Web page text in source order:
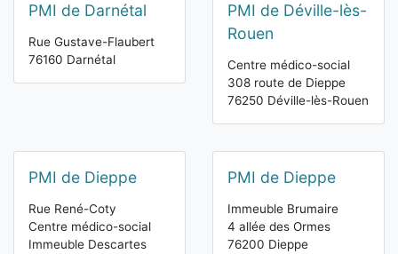
PMI de Darnétal
Rue Gustave-Flaubert
76160 Darnétal
PMI de Déville-lès-
Rouen
Centre médico-social
308 route de Dieppe
76250 Déville-lès-Rouen
PMI de Dieppe
Rue René-Coty
Centre médico-social
Immeuble Descartes
PMI de Dieppe
Immeuble Brumaire
4 allée des Ormes
76200 Dieppe